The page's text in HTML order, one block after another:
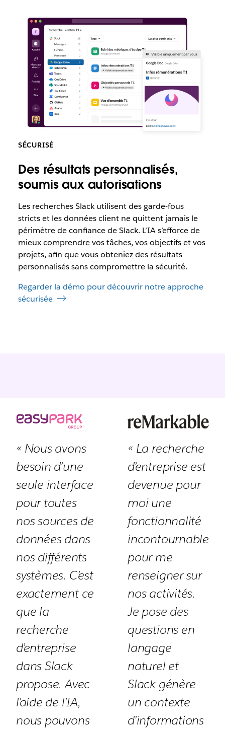
SÉCURISÉ
Des résultats personnalisés,
soumis aux autorisations
Les recherches Slack utilisent des garde-fous
stricts et les données client ne quittent jamais le
périmètre de confiance de Slack. L’IA s’efforce de
mieux comprendre vos tâches, vos objectifs et vos
projets, afin que vous obteniez des résultats
personnalisés sans compromettre la sécurité.
Regarder la démo pour découvrir notre approche
sécurisée
« Nous avons
besoin d’une
seule interface
pour toutes
nos sources de
données dans
nos différents
systèmes. C’est
exactement ce
que la
recherche
d’entreprise
dans Slack
propose. Avec
l’aide de l’IA,
nous pouvons
« La recherche
d’entreprise est
devenue pour
moi une
fonctionnalité
incontournable
pour me
renseigner sur
nos activités.
Je pose des
questions en
langage
naturel et
Slack génère
un contexte
d’informations